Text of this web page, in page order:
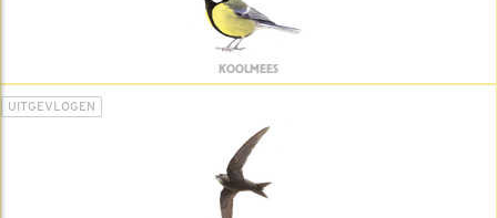
KOOLMEES
UITGEVLOGEN